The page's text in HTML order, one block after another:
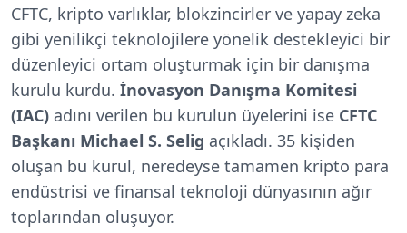
CFTC, kripto varlıklar, blokzincirler ve yapay zeka
gibi yenilikçi teknolojilere yönelik destekleyici bir
düzenleyici ortam oluşturmak için bir danışma
kurulu kurdu. İnovasyon Danışma Komitesi
(IAC) adını verilen bu kurulun üyelerini ise CFTC
Başkanı Michael S. Selig açıkladı. 35 kişiden
oluşan bu kurul, neredeyse tamamen kripto para
endüstrisi ve finansal teknoloji dünyasının ağır
toplarından oluşuyor.